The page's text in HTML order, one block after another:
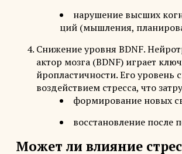
нарушение высших
ций (мышления,
Снижение уровня BDNF.
актор мозга (BDNF) играет
йропластичности. Его уровень
воздействием стресса, что
формирование новых
восстановление после
Может ли влияние